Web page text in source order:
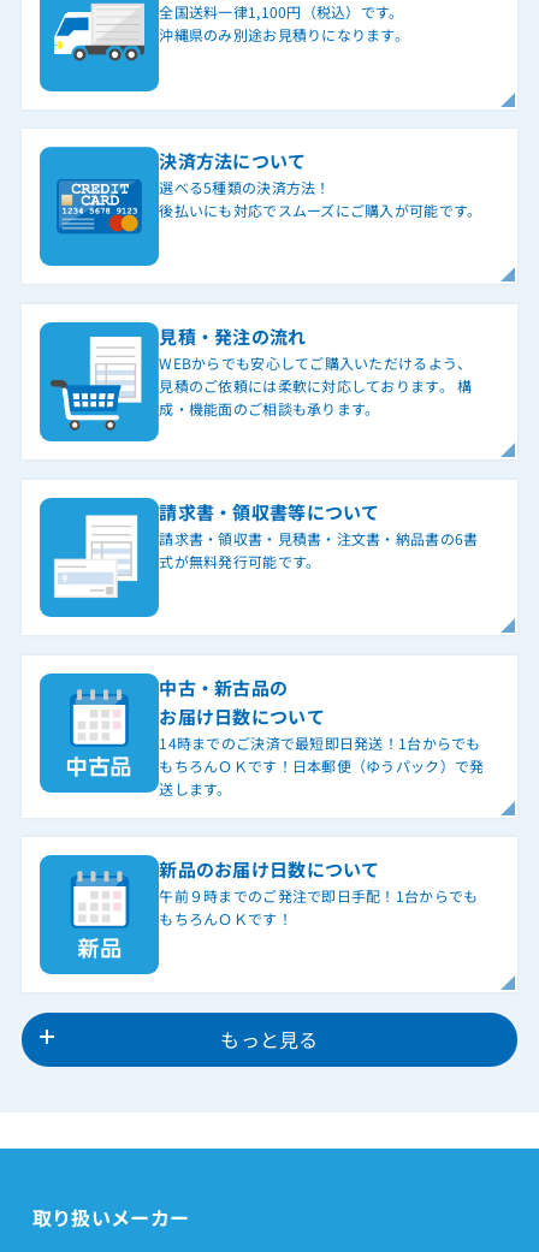
全国送料一律1,100円（税込）です。
沖縄県のみ別途お見積りになります。
決済方法について
選べる5種類の決済方法！
後払いにも対応でスムーズにご購入が可能です。
見積・発注の流れ
WEBからでも安心してご購入いただけるよう、
見積のご依頼には柔軟に対応しております。 構
成・機能面のご相談も承ります。
請求書・領収書等について
請求書・領収書・見積書・注文書・納品書の6書
式が無料発行可能です。
中古・新古品の
お届け日数について
14時までのご決済で最短即日発送！1台からでも
もちろんＯＫです！日本郵便（ゆうパック）で発
送します。
新品のお届け日数について
午前９時までのご発注で即日手配！1台からでも
もちろんＯＫです！
もっと見る
取り扱いメーカー